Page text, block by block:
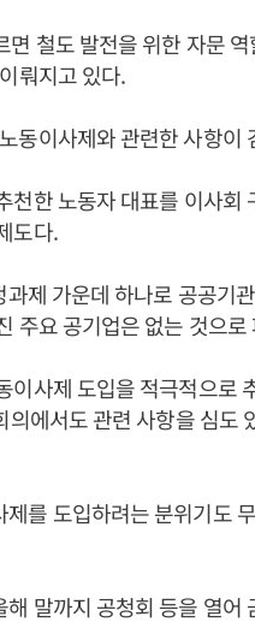
면 철도 발전을 위한 자문
뤄지고 있다.
동이사제와 관련한 사항이
천한 노동자 대표를 이사
도다.
제 가운데 하나로 공공기
주요 공기업은 없는 것으로
이사제 도입을 적극적으로
의에서도 관련 사항을 심도
를 도입하려는 분위기도
말까지 공청회 등을 열